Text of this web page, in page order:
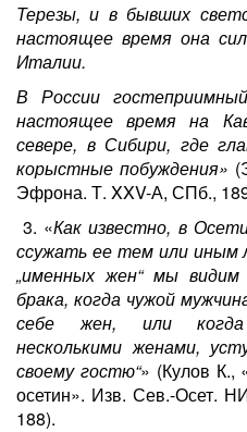
Терезы, и в бывших
настоящее время она
Италии.
В России
настоящее время на
севере, в Сибири, где
корыстные побуждения»
Эфрона. Т. XXV-А, СПб.,
3. «Как известно, в
ссужать ее тем или
„именных жен“ мы видим
брака, когда чужой
себе жен, или когда
несколькими женами,
своему гостю“» (Кулов К.,
осетин». Изв. Сев.-Осет.
188).